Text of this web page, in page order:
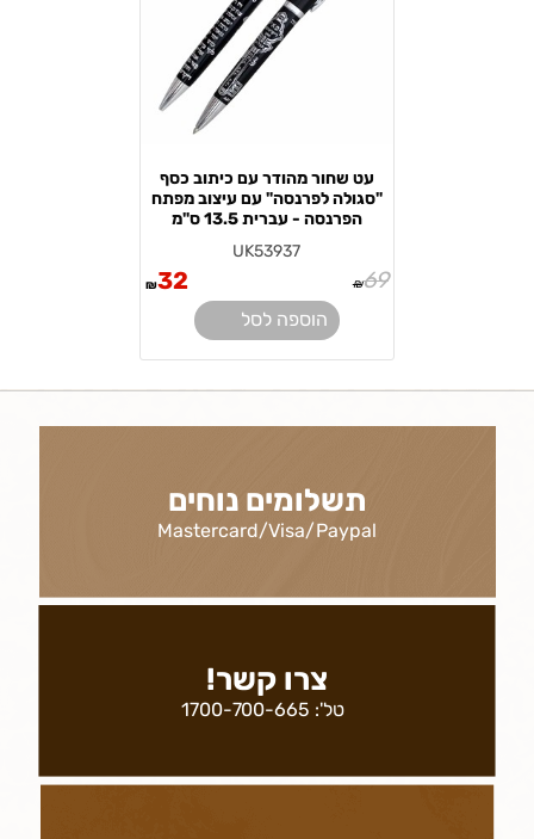
עט שחור מהודר עם כיתוב כסף
"סגולה לפרנסה" עם עיצוב מפתח
הפרנסה - עברית 13.5 ס"מ
UK53937
₪69
₪32
הוספה לסל
תשלומים נוחים
Mastercard/Visa/Paypal
צרו קשר!
טל': 1700-700-665